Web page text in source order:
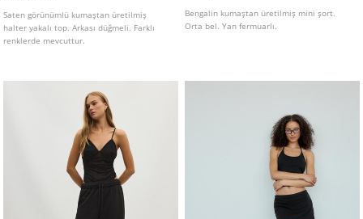
Saten görünümlü kumaştan üretilmiş
halter yakalı top. Arkası düğmeli. Farklı
renklerde mevcuttur.
Bengalin kumaştan üretilmiş mini şort.
Orta bel. Yan fermuarlı.